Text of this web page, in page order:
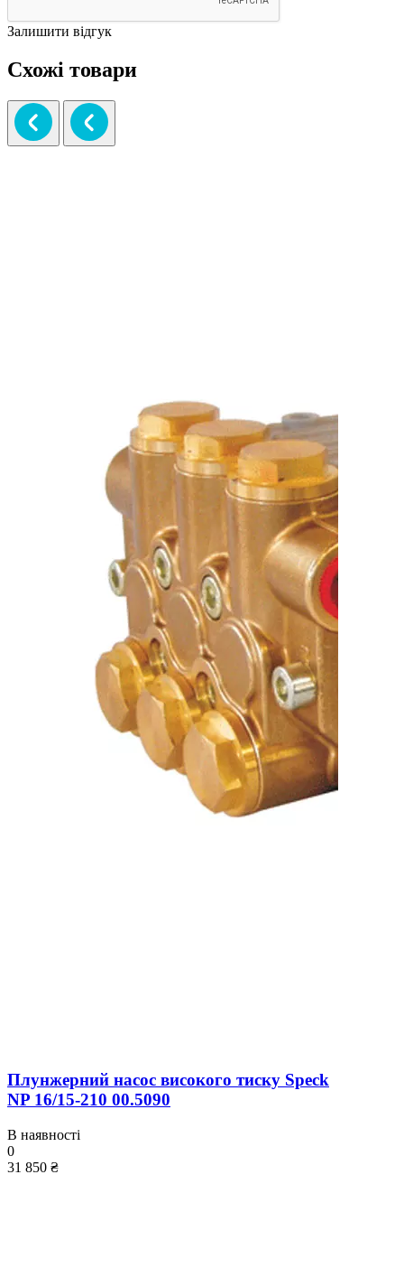
Залишити відгук
Схожі товари
Плунжерний насос високого тиску Speck
NP 16/15-210 00.5090
В наявності
0
31 850 ₴